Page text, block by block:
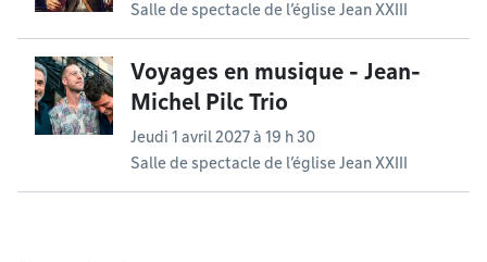
Salle de spectacle de l’église Jean XXIII
Voyages en musique - Jean-
Michel Pilc Trio
Jeudi 1 avril 2027 à 19 h 30
Salle de spectacle de l’église Jean XXIII